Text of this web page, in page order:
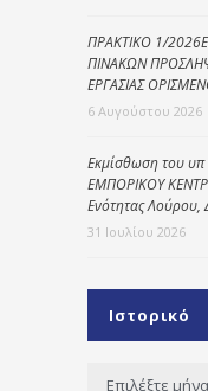
ΠΡΑΚΤΙΚΟ 1/
ΠΙΝΑΚΩΝ
ΕΡΓΑΣΙΑΣ
6 Αυγούστου 2026
Εκμίσθωση του
ΕΜΠΟΡΙΚΟΥ
Ενότητας Λούρου,
31 Ιουλίου 2026
Ιστορικό
Ιστορικό